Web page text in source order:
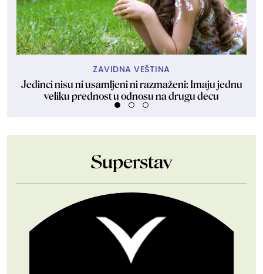
ZAVIDNA VEŠTINA
Jedinci nisu ni usamljeni ni razmaženi: Imaju jednu
veliku prednost u odnosu na drugu decu
Superstav